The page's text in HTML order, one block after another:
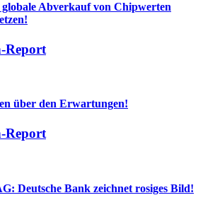
Abverkauf von Chipwerten
Report
über den Erwartungen!
Report
Deutsche Bank zeichnet rosiges Bild!